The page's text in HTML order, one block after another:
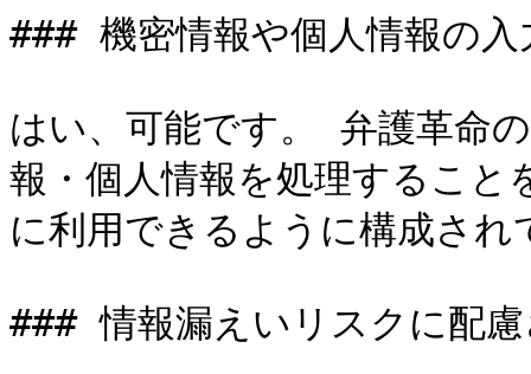
### 機密情報や個人情報の入
はい、可能です。 弁護革命
報・個人情報を処理すること
に利用できるように構成され
### 情報漏えいリスクに配